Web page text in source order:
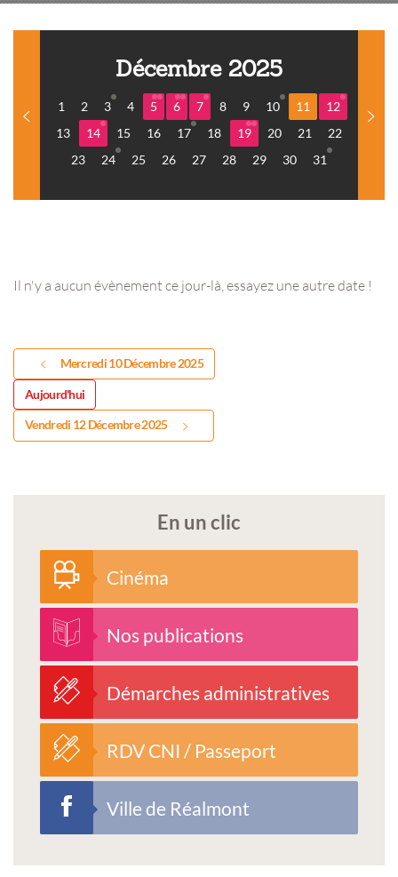
Décembre 2025
1 2 3 4 5 6 7 8 9 10 11
12
13
14 15 16 17 18 19 20 21
22
23
24 25 26 27 28 29 30 31
Il n'y a aucun évènement ce jour-là, essayez une autre date !
Mercredi 10 Décembre 2025
Aujourd'hui
Vendredi 12 Décembre 2025
En un clic
Cinéma
Nos publications
Démarches administratives
RDV CNI / Passeport
Ville de Réalmont